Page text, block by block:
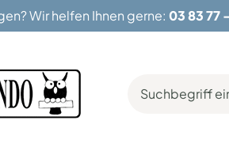
springen
Wir helfen Ihnen gerne: 03 83 77